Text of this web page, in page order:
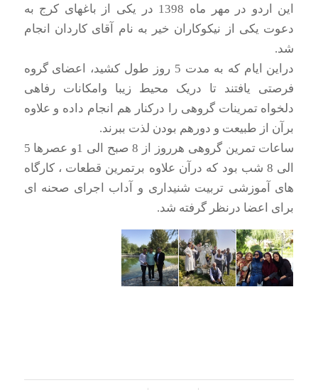
این اردو در مهر ماه 1398 در یکی از باغهای کرج به
دعوت یکی از نیکوکاران خیر به نام آقای کاردان انجام
شد.
دراین ایام که به مدت 5 روز طول کشید، اعضای گروه
فرصتی یافتند تا دریک محیط زیبا وامکانات رفاهی
دلخواه تمرینات گروهی را درکنار هم انجام داده و علاوه
برآن از طبیعت و دورهم بودن لذت ببرند.
ساعات تمرین گروهی هرروز از 8 صبح الی 1و عصرها 5
الی 8 شب بود که درآن علاوه برتمرین قطعات ، کارگاه
های آموزشی تربیت شنیداری و آداب اجرای صحنه ای
برای اعضا درنظر گرفته شد.